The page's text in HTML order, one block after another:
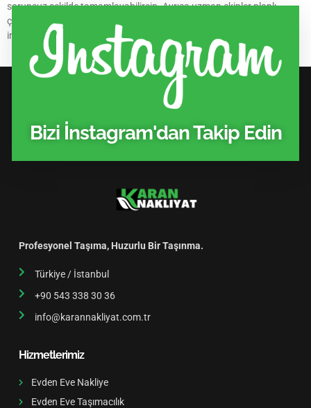
sorunsuz şekilde tamamlayabilirsin. Ayrıca uzman ekipler planlı
çalıştığı için zaman kaybı yaşamazsın. Kapsamlı hizmet detaylarını
incelemek için 👉 Evden eve […]
Bizi İnstagram'dan Takip Edin
Profesyonel Taşıma, Huzurlu Bir Taşınma.
Türkiye / İstanbul
+90 543 338 30 36
info@karannakliyat.com.tr
Hizmetlerimiz
Evden Eve Nakliye
Evden Eve Taşımacılık